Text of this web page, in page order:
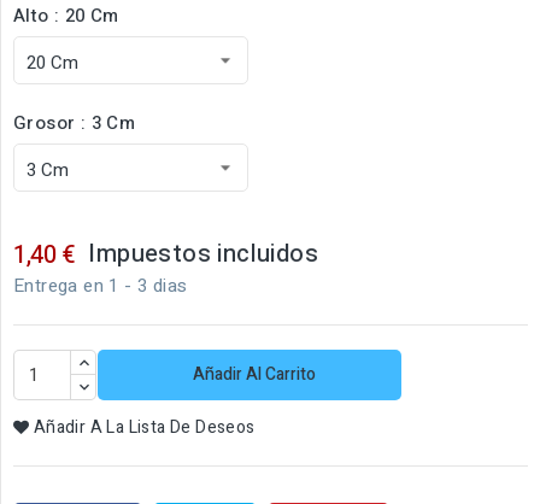
Alto : 20 Cm
Grosor : 3 Cm
1,40 € Impuestos incluidos
Entrega en 1 - 3 dias
Añadir Al Carrito
Añadir A La Lista De Deseos